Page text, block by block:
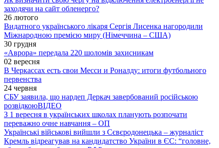
заходячи на сайт обленерго?
26 лютого
Видатного українського лікаря Сергія Лисенка нагородили
Міжнародною премією миру (Німеччина – США)
30 грудня
«Аврора» передала 220 шоломів захисникам
02 вересня
В Черкассах есть свои Месси и Роналду: итоги футбольного
первенства
24 червня
СБУ заявила, що нардеп Деркач завербований російською
розвідкоюВІДЕО
З 1 вересня в українських школах планують розпочати
переважно очне навчання – ОП
Українські військові вийшли з Сєвєродонецька – журналіст
Кремль відреагував на кандидатство України в ЄС: “головне,